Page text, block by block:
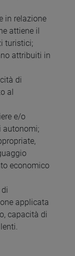
in relazione
attiene il
turistici;
attribuiti in
di
al
e/o
autonomi;
economico
applicata
capacità di